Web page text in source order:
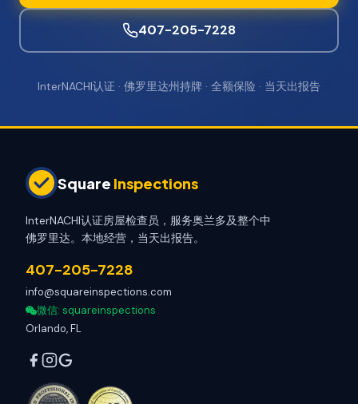
407-205-7228
InterNACHI认证 · 佛罗里达州持牌 · 全额保险 · 当天出报告
Square Inspections
InterNACHI认证房屋检查员，服务奥兰多及整个中
佛罗里达。本地经营，当天出报告。
407-205-7228
info@squareinspections.com
微信: squareinspections
Orlando, FL